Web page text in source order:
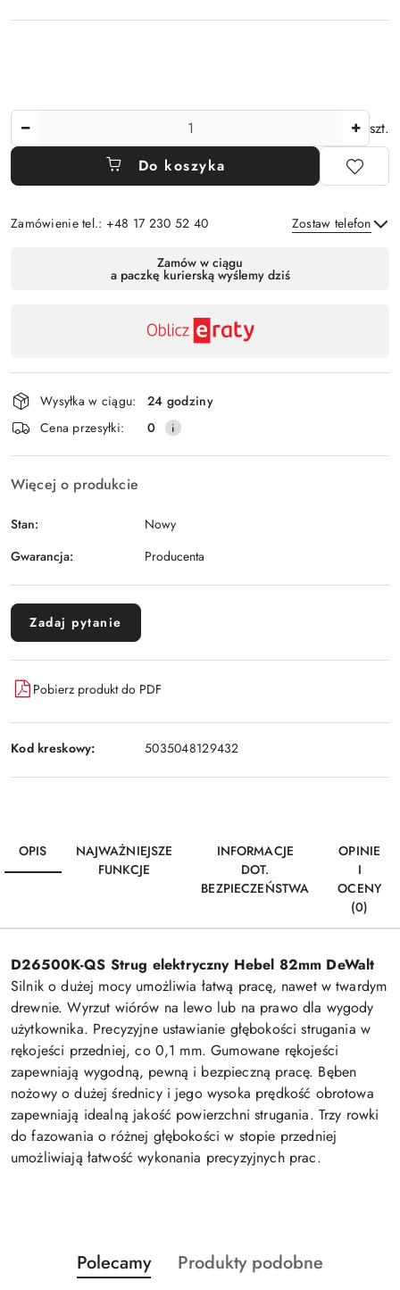
szt.
Do koszyka
Zamówienie tel.: +48 17 230 52 40 Zostaw telefon
Zamów w ciągu
a paczkę kurierską wyślemy dziś
Wysyłka w ciągu:
24 godziny
Cena przesyłki:
0
Więcej o produkcie
Stan:
Nowy
Gwarancja:
Producenta
Zadaj pytanie
Pobierz produkt do PDF
Kod kreskowy: 5035048129432
OPIS
NAJWAŻNIEJSZE
FUNKCJE
INFORMACJE
DOT.
BEZPIECZEŃSTWA
OPINIE
I
OCENY
(0)
D26500K-QS Strug elektryczny Hebel 82mm DeWalt
Silnik o dużej mocy umożliwia łatwą pracę, nawet w twardym
drewnie. Wyrzut wiórów na lewo lub na prawo dla wygody
użytkownika. Precyzyjne ustawianie głębokości strugania w
rękojeści przedniej, co 0,1 mm. Gumowane rękojeści
zapewniają wygodną, pewną i bezpieczną pracę. Bęben
nożowy o dużej średnicy i jego wysoka prędkość obrotowa
zapewniają idealną jakość powierzchni strugania. Trzy rowki
do fazowania o różnej głębokości w stopie przedniej
umożliwiają łatwość wykonania precyzyjnych prac.
Pomiń karuzelę produktów
Produkty
Polecamy
Produkty
Produkty podobne